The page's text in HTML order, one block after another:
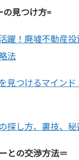
の見つけ方=
躍！廃墟不動産
法
見つけるマイン
探し方、裏技、秘
との交渉方法＝